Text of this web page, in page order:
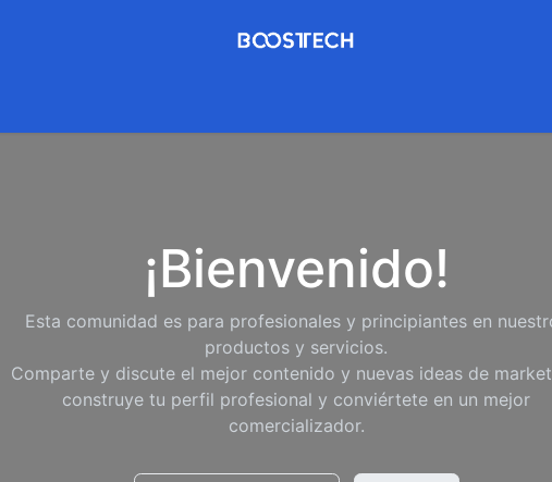
¡Bienvenido!
Esta comunidad es para profesionales y principiantes en
productos y servicios.
Comparte y discute el mejor contenido y nuevas ideas de
construye tu perfil profesional y conviértete en un mejor
comercializador.